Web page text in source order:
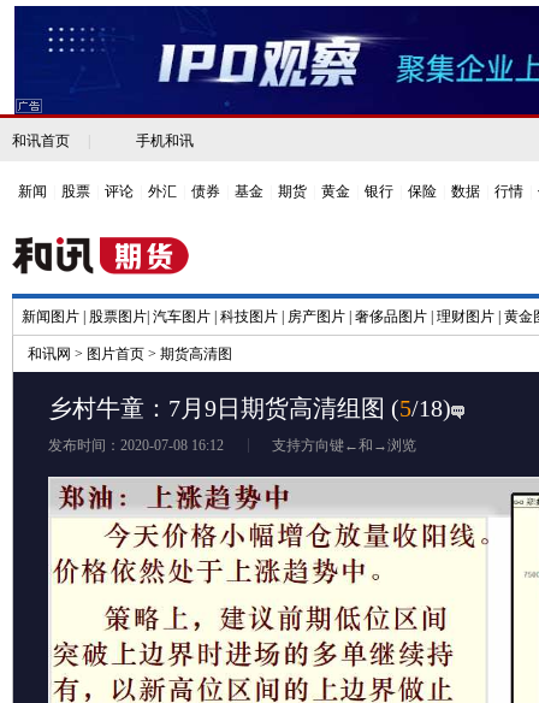
和讯首页 手机和讯
新闻 股票 评论 外汇 债券 基金 期货 黄金 银行 保险 数据 行情
新闻图片 股票图片 汽车图片 科技图片 房产图片 奢侈品图片 理财图片 黄金
和讯网 > 图片首页 > 期货高清图
乡村牛童：7月9日期货高清组图 (5/18)
发布时间：2020-07-08 16:12 支持方向键←和→浏览